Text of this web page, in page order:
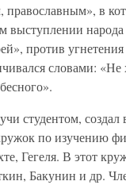
православным», в
выступлении народа
против
словами: «Не
студентом,
по изучению
Гегеля. В этот
Бакунин и др.